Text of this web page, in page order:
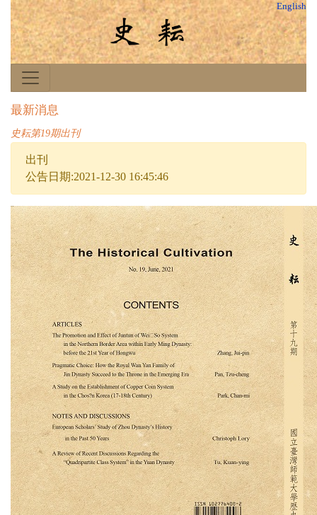
English
最新消息
史耘第19期出刊
出刊
公告日期:2021-12-30 16:45:46